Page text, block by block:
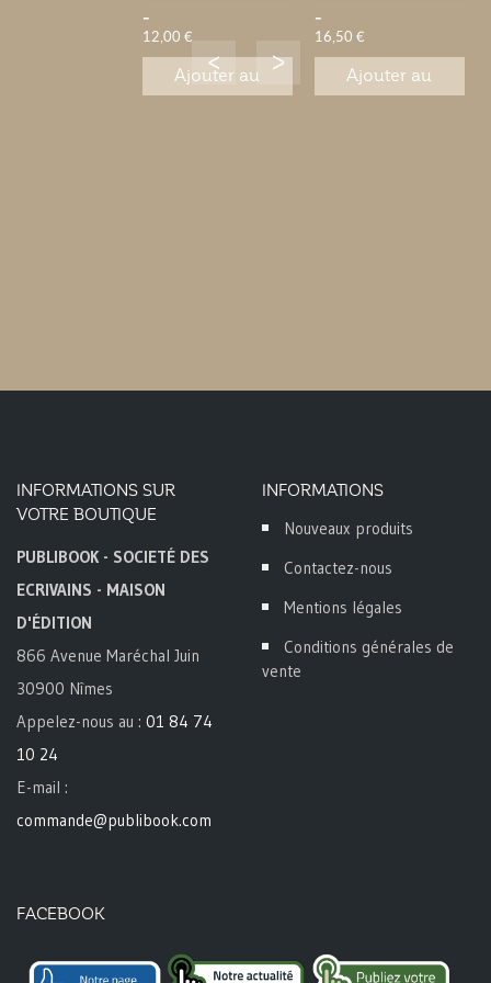
-
12,00 €
Ajouter au
-
16,50 €
Ajouter au
INFORMATIONS SUR
VOTRE BOUTIQUE
PUBLIBOOK - SOCIETÉ DES
ECRIVAINS - MAISON
D'ÉDITION
866 Avenue Maréchal Juin
30900 Nîmes
Appelez-nous au : 01 84 74
10 24
E-mail :
commande@publibook.com
INFORMATIONS
Nouveaux produits
Contactez-nous
Mentions légales
Conditions générales de
vente
FACEBOOK